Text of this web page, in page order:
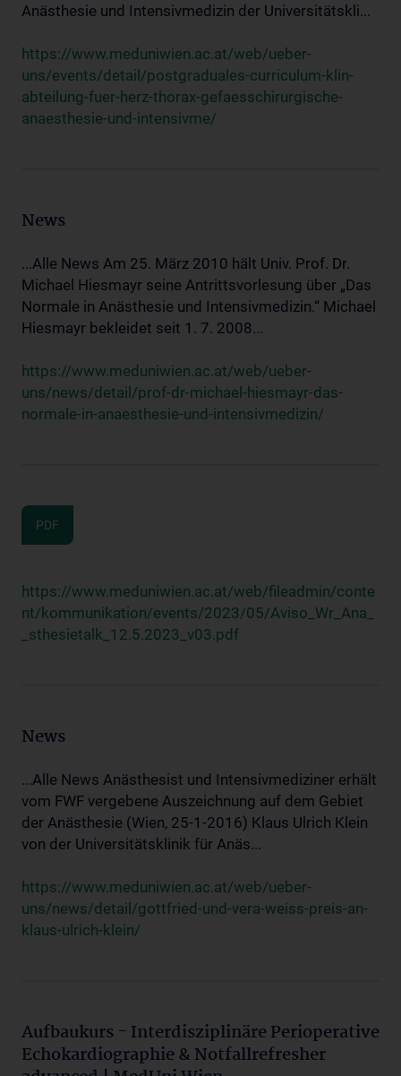
Anästhesie und Intensivmedizin der Universitätskli...
https://www.meduniwien.ac.at/web/ueber-
uns/events/detail/postgraduales-curriculum-klin-
abteilung-fuer-herz-thorax-gefaesschirurgische-
anaesthesie-und-intensivme/
News
...Alle News Am 25. März 2010 hält Univ. Prof. Dr.
Michael Hiesmayr seine Antrittsvorlesung über „Das
Normale in Anästhesie und Intensivmedizin.“ Michael
Hiesmayr bekleidet seit 1. 7. 2008...
https://www.meduniwien.ac.at/web/ueber-
uns/news/detail/prof-dr-michael-hiesmayr-das-
normale-in-anaesthesie-und-intensivmedizin/
PDF
https://www.meduniwien.ac.at/web/fileadmin/conte
nt/kommunikation/events/2023/05/Aviso_Wr_Ana_
_sthesietalk_12.5.2023_v03.pdf
News
...Alle News Anästhesist und Intensivmediziner erhält
vom FWF vergebene Auszeichnung auf dem Gebiet
der Anästhesie (Wien, 25-1-2016) Klaus Ulrich Klein
von der Universitätsklinik für Anäs...
https://www.meduniwien.ac.at/web/ueber-
uns/news/detail/gottfried-und-vera-weiss-preis-an-
klaus-ulrich-klein/
Aufbaukurs - Interdisziplinäre Perioperative
Echokardiographie & Notfallrefresher